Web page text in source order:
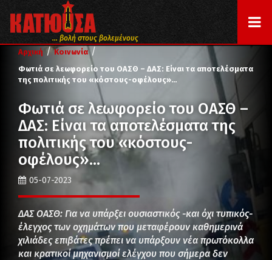
... βολή στους βολεμένους
Αρχική / Κοινωνία /
Φωτιά σε λεωφορείο του ΟΑΣΘ – ΔΑΣ: Είναι τα αποτελέσματα
της πολιτικής του «κόστους-οφέλους»…
Φωτιά σε λεωφορείο του ΟΑΣΘ –
ΔΑΣ: Είναι τα αποτελέσματα της
πολιτικής του «κόστους-
οφέλους»…
05-07-2023
ΔΑΣ ΟΑΣΘ: Για να υπάρξει ουσιαστικός -και όχι τυπικός-
έλεγχος των οχημάτων που μεταφέρουν καθημερινά
χιλιάδες επιβάτες πρέπει να υπάρξουν νέα πρωτόκολλα
και κρατικοί μηχανισμοί ελέγχου που σήμερα δεν